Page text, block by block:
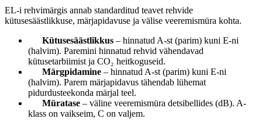
EL-i rehvimärgis annab standarditud teavet rehvide
kütusesäästlikkuse, märjapidavuse ja välise veeremismüra kohta.
Kütusesäästlikkus – hinnatud A-st (parim) kuni E-ni
(halvim). Paremini hinnatud rehvid vähendavad
kütusetarbiimist ja CO₂ heitkoguseid.
Märgpidamine – hinnatud A-st (parim) kuni E-ni
(halvim). Parem märjapidavus tähendab lühemat
pidurdusteekonda märjal teel.
Müratase – väline veeremismüra detsibellides (dB). A-
klass on vaikseim, C on valjem.